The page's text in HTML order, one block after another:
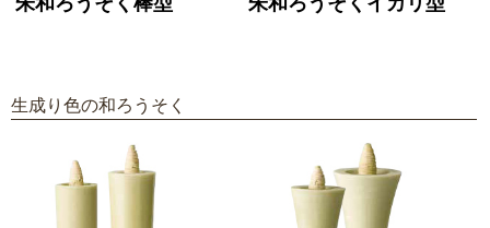
生成り色の和ろうそく